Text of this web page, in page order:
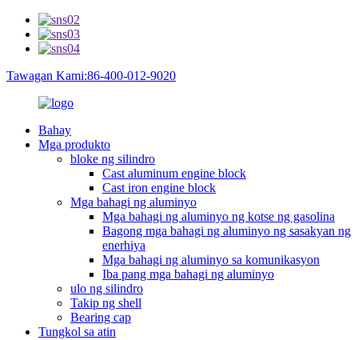
Tawagan Kami:86-400-012-9020
Bahay
Mga produkto
bloke ng silindro
Cast aluminum engine block
Cast iron engine block
Mga bahagi ng aluminyo
Mga bahagi ng aluminyo ng kotse ng gasolina
Bagong mga bahagi ng aluminyo ng sasakyan ng
enerhiya
Mga bahagi ng aluminyo sa komunikasyon
Iba pang mga bahagi ng aluminyo
ulo ng silindro
Takip ng shell
Bearing cap
Tungkol sa atin